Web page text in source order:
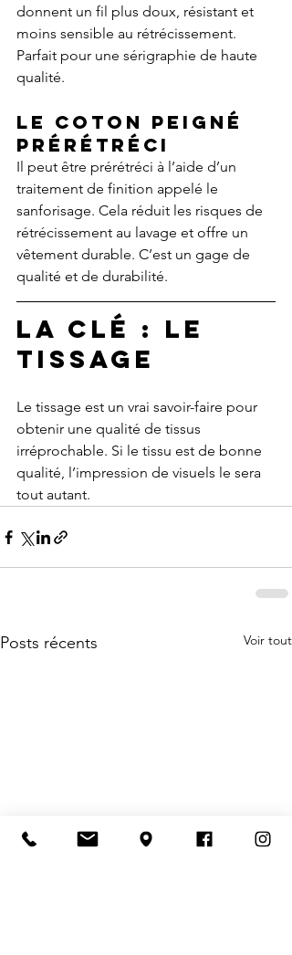
donnent un fil plus doux, résistant et
moins sensible au rétrécissement.
Parfait pour une sérigraphie de haute
qualité.
Le coton peigné
prérétréci
Il peut être prérétréci à l’aide d’un
traitement de finition appelé le
sanforisage. Cela réduit les risques de
rétrécissement au lavage et offre un
vêtement durable. C’est un gage de
qualité et de durabilité.
La Clé : le
tissage
Le tissage est un vrai savoir-faire pour
obtenir une qualité de tissus
irréprochable. Si le tissu est de bonne
qualité, l’impression de visuels le sera
tout autant.
Posts récents Voir tout